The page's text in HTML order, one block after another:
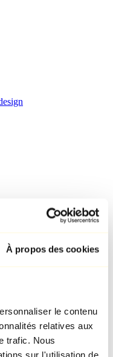
À propos des cookies
le contenu
relatives aux
trafic. Nous
sur l'utilisation de